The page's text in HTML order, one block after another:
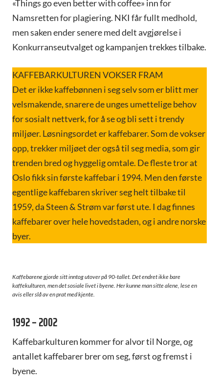
«Things go even better with coffee» inn for
Namsretten for plagiering. NKI får fullt medhold,
men saken ender senere med delt avgjørelse i
Konkurranseutvalget og kampanjen trekkes tilbake.
KAFFEBARKULTUREN VOKSER FRAM
Det er ikke kaffebønnen i seg selv som er blitt mer
velsmakende, snarere de unges umettelige behov
for sosialt nettverk, for å se og bli sett i trendy
miljøer. Løsningsordet er kaffebarer. Som de vokser
opp, trekker miljøet der også til seg media, som gir
trenden bred og hyggelig omtale. De fleste tror at
Oslo fikk sin første kaffebar i 1994. Men den første
egentlige kaffebaren skriver seg helt tilbake til
1959, da Steen & Strøm var først ute. I dag finnes
kaffebarer over hele hovedstaden, og i andre norske
byer.
Kaffebarene gjorde sitt inntog utover på 90-tallet. Det endret ikke bare
kaffekulturen, men det sosiale livet i byene. Her kunne man sitte alene, lese en
avis eller slå av en prat med kjente.
1992 – 2002
Kaffebarkulturen kommer for alvor til Norge, og
antallet kaffebarer brer om seg, først og fremst i
byene.